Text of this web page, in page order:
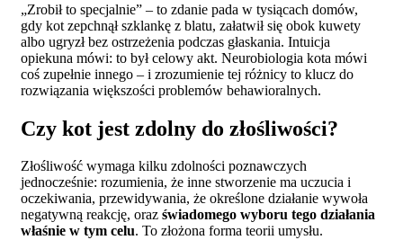
„Zrobił to specjalnie” – to zdanie pada w tysiącach domów,
gdy kot zepchnął szklankę z blatu, załatwił się obok kuwety
albo ugryzł bez ostrzeżenia podczas głaskania. Intuicja
opiekuna mówi: to był celowy akt. Neurobiologia kota mówi
coś zupełnie innego – i zrozumienie tej różnicy to klucz do
rozwiązania większości problemów behawioralnych.
Czy kot jest zdolny do złośliwości?
Złośliwość wymaga kilku zdolności poznawczych
jednocześnie: rozumienia, że inne stworzenie ma uczucia i
oczekiwania, przewidywania, że określone działanie wywoła
negatywną reakcję, oraz świadomego wyboru tego działania
właśnie w tym celu. To złożona forma teorii umysłu.